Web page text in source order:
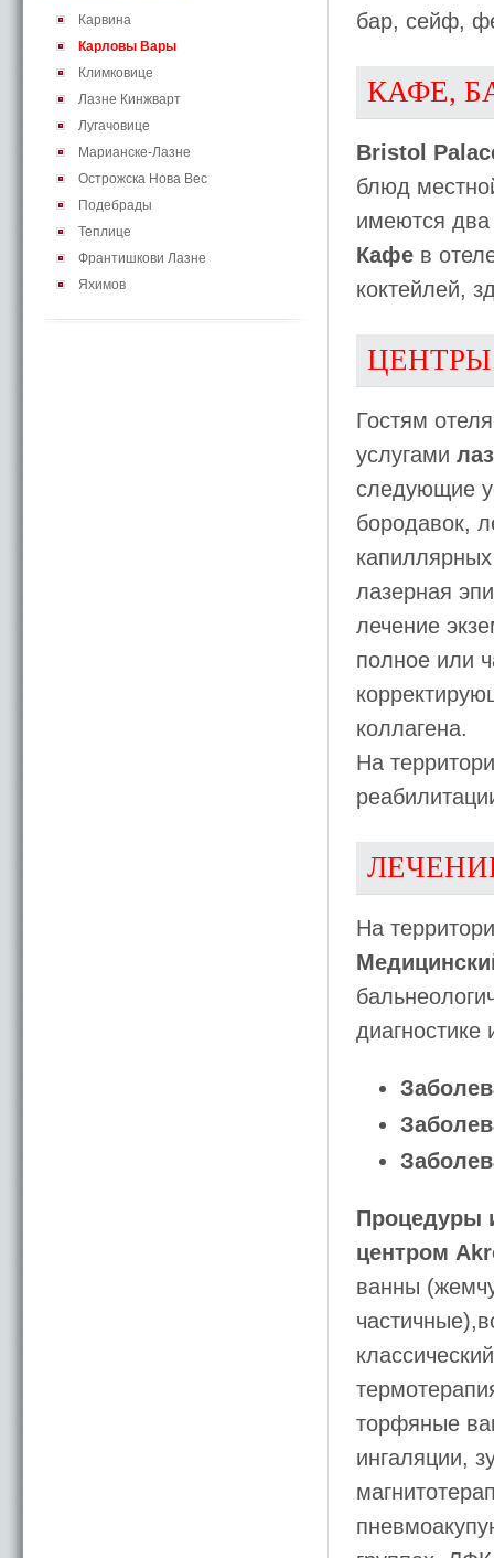
Карвина
Карловы Вары
Климковице
Лазне Кинжварт
Лугачовице
Марианске-Лазне
Острожска Нова Вес
Подебрады
Теплице
Франтишкови Лазне
Яхимов
бар, сейф,
КАФЕ,
Bristol
блюд
имеются
Кафе в
коктейлей,
Гостям
услугами
следующие
бородавок,
лазерная
лечение
полное или
коллагена.
На
На
Процедуры
центром
ванны
торфяные
ингаляции,